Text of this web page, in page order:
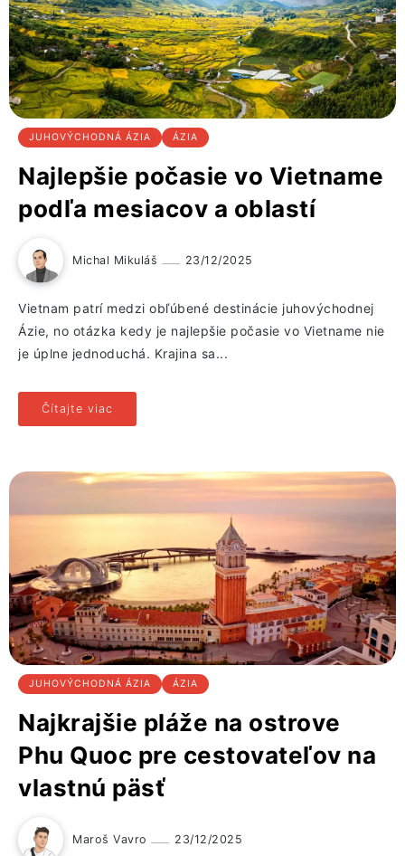
JUHOVÝCHODNÁ ÁZIA ÁZIA
Najlepšie počasie vo Vietname
podľa mesiacov a oblastí
Michal Mikuláš 23/12/2025
Vietnam patrí medzi obľúbené destinácie juhovýchodnej
Ázie, no otázka kedy je najlepšie počasie vo Vietname nie
je úplne jednoduchá. Krajina sa...
Čítajte viac
JUHOVÝCHODNÁ ÁZIA ÁZIA
Najkrajšie pláže na ostrove
Phu Quoc pre cestovateľov na
vlastnú päsť
Maroš Vavro 23/12/2025